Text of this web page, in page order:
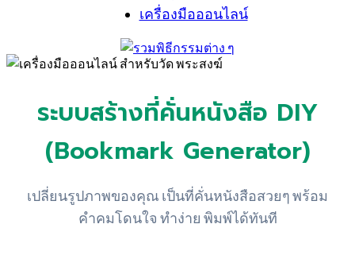
เครื่องมือออนไลน์
ระบบสร้างที่คั่นหนังสือ DIY
(Bookmark Generator)
เปลี่ยนรูปภาพของคุณ เป็นที่คั่นหนังสือสวยๆ พร้อม
คำคมโดนใจ ทำง่าย พิมพ์ได้ทันที